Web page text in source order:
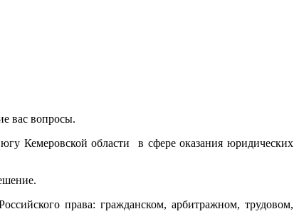
вас вопросы.
Кемеровской области в сфере оказания юридических
права: гражданском, арбитражном, трудовом,